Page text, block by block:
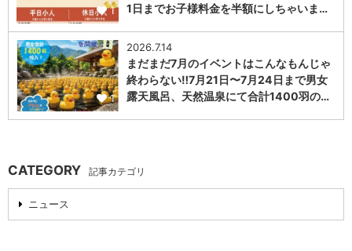
1
1日までお子様料金を半額にしちゃいま…
1
2026.7.14
まだまだ7月のイベントはこんなもんじゃ
終わらない‼️7月21日〜7月24日まで男女
露天風呂、天然温泉にて合計1400羽の…
CATEGORY 記事カテゴリ
ニュース